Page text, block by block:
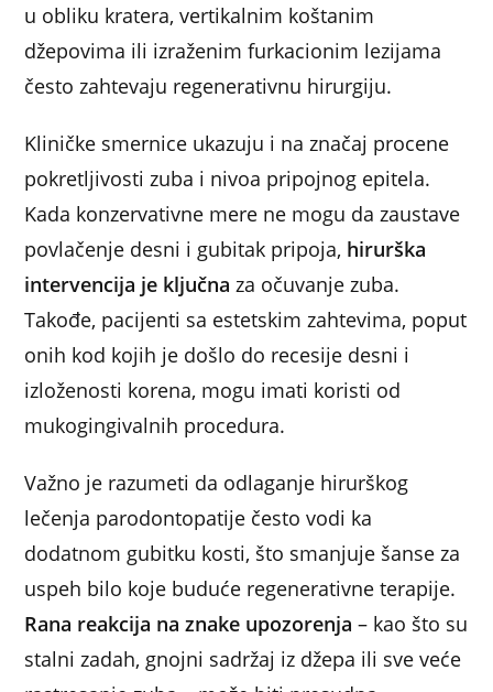
u obliku kratera, vertikalnim koštanim
džepovima ili izraženim furkacionim lezijama
često zahtevaju regenerativnu hirurgiju.
Kliničke smernice ukazuju i na značaj procene
pokretljivosti zuba i nivoa pripojnog epitela.
Kada konzervativne mere ne mogu da zaustave
povlačenje desni i gubitak pripoja, hirurška
intervencija je ključna za očuvanje zuba.
Takođe, pacijenti sa estetskim zahtevima, poput
onih kod kojih je došlo do recesije desni i
izloženosti korena, mogu imati koristi od
mukogingivalnih procedura.
Važno je razumeti da odlaganje hirurškog
lečenja parodontopatije često vodi ka
dodatnom gubitku kosti, što smanjuje šanse za
uspeh bilo koje buduće regenerativne terapije.
Rana reakcija na znake upozorenja– kao što su
stalni zadah, gnojni sadržaj iz džepa ili sve veće